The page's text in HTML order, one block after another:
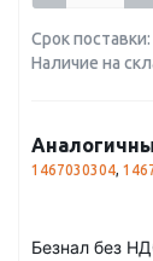
Срок
Наличие на
1467030304,
Безнал без